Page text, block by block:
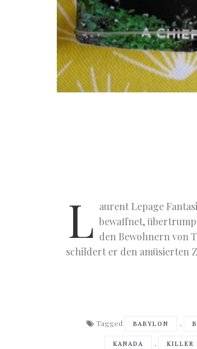
L aurent Lepage
bewaffnet,
den Bewohnern von
schildert er den amüsierten
Tagged BABYLON ,
KANADA , KILLER